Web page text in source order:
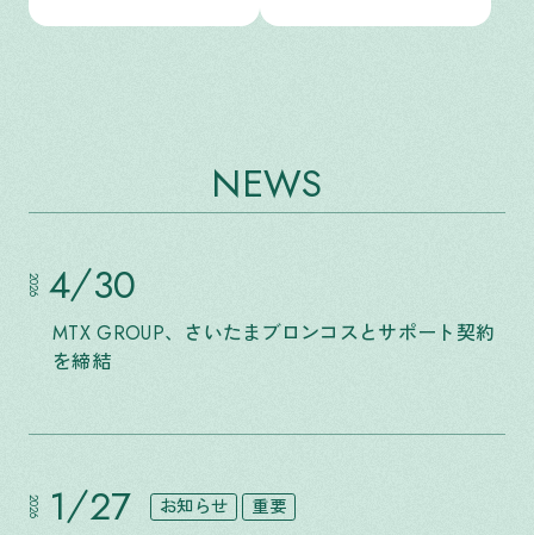
NEWS
2026 4 30
MTX GROUP、さいたまブロンコスとサポート契約
を締結
2026 1 27 お知らせ 重要